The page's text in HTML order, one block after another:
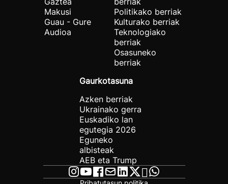
Makusi
Guau - Gure
Audioa
Politikako berriak
Kulturako berriak
Teknologiako
berriak
Osasuneko
berriak
Gaurkotasuna
Azken berriak
Ukrainako gerra
Euskadiko lan
egutegia 2026
Eguneko
albisteak
AEB eta Trump